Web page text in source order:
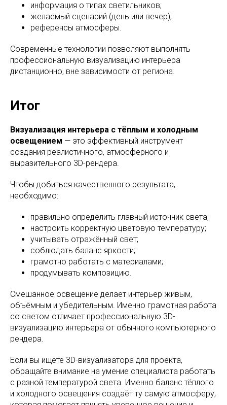
информация о типах светильников;
желаемый сценарий (день или вечер);
референсы атмосферы.
Современные технологии позволяют выполнять
профессиональную визуализацию интерьера
дистанционно, вне зависимости от региона.
Итог
Визуализация интерьера с тёплым и холодным
освещением — это эффективный инструмент
создания реалистичного, атмосферного и
выразительного 3D-рендера.
Чтобы добиться качественного результата,
необходимо:
правильно определить главный источник света;
настроить корректную цветовую температуру;
учитывать отражённый свет;
соблюдать баланс яркости;
грамотно работать с материалами;
продумывать композицию.
Смешанное освещение делает интерьер живым,
объёмным и убедительным. Именно грамотная работа
со светом отличает профессиональную 3D-
визуализацию интерьера от обычного компьютерного
рендера.
Если вы ищете 3D-визуализатора для проекта,
обращайте внимание на умение специалиста работать
с разной температурой света. Именно баланс тёплого
и холодного освещения создаёт ту самую атмосферу,